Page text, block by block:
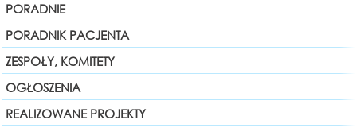
PORADNIE
PORADNIK PACJENTA
ZESPOŁY, KOMITETY
OGŁOSZENIA
REALIZOWANE PROJEKTY